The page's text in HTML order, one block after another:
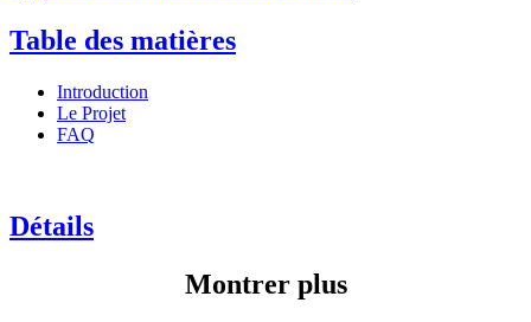
Table des matières
Introduction
Le Projet
FAQ
Détails
Montrer plus